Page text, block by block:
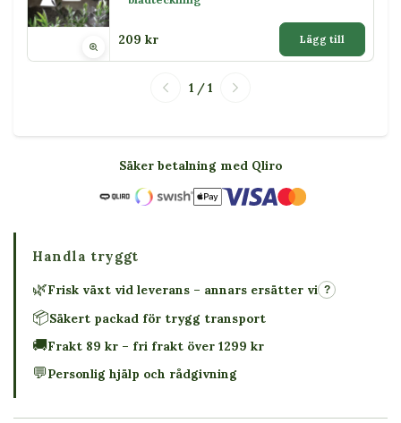
209 kr Lägg till
1 / 1
Säker betalning med Qliro
Handla tryggt
🌿Frisk växt vid leverans – annars ersätter vi ?
📦Säkert packad för trygg transport
🚚Frakt 89 kr – fri frakt över 1299 kr
💬Personlig hjälp och rådgivning